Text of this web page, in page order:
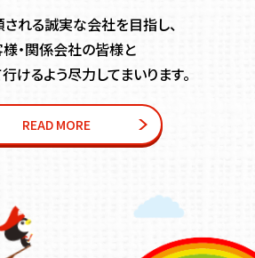
れる誠実な会社を⽬指し、
様‧関係会社の皆様と
けるよう尽⼒してまいります。
READ MORE